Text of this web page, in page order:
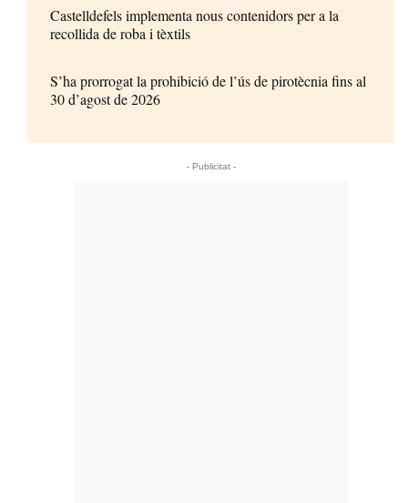
Castelldefels implementa nous contenidors per a la
recollida de roba i tèxtils
S’ha prorrogat la prohibició de l’ús de pirotècnia fins al
30 d’agost de 2026
- Publicitat -